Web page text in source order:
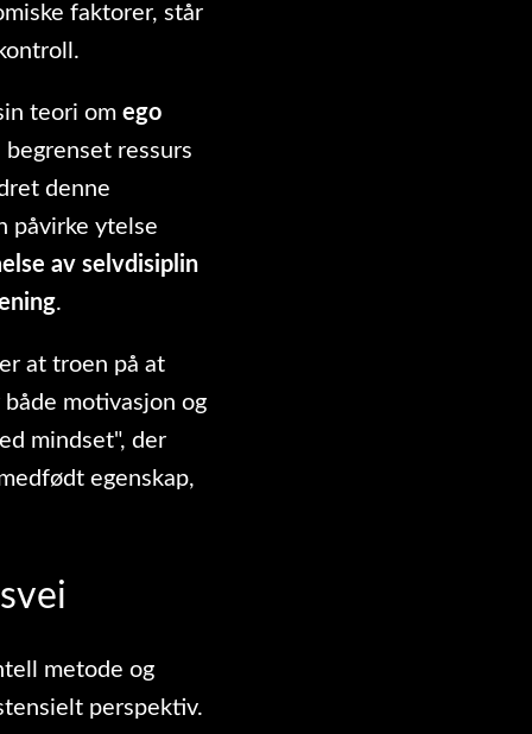
faktorer, står
teori om ego
ressurs
denne
påvirke ytelse
av selvdisiplin
.
at troen på at
motivasjon og
mindset", der
egenskap,
metode og
perspektiv.